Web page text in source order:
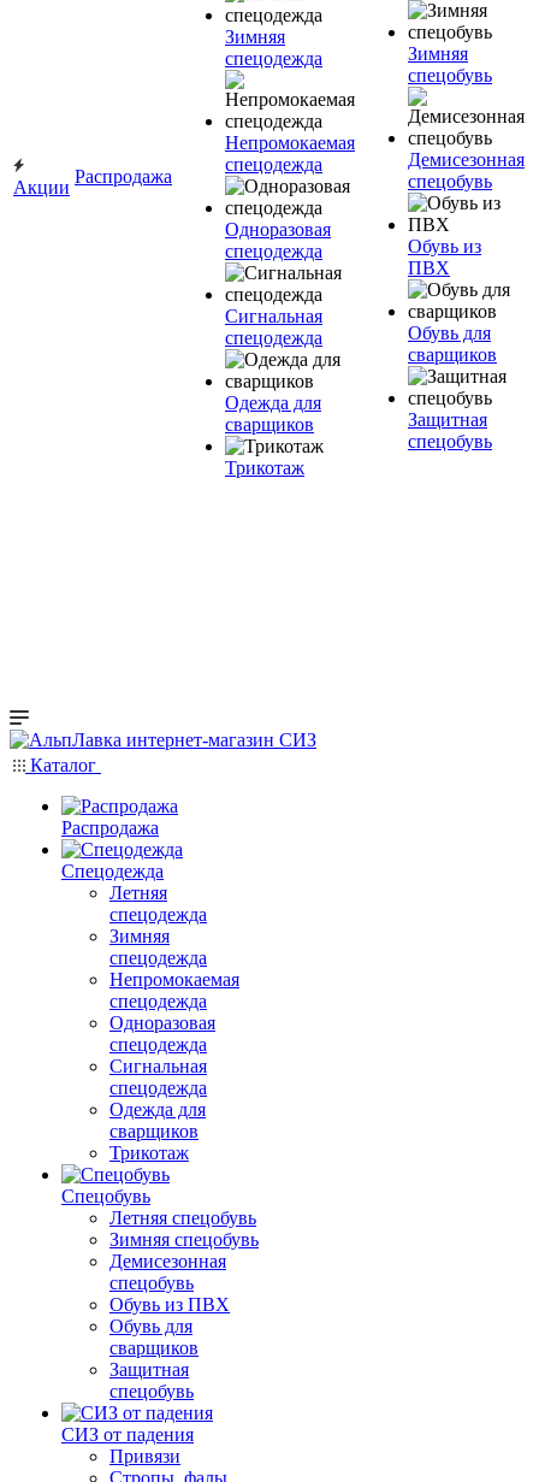
Акции
Распродажа
Зимняя
спецодежда
Непромокаемая
спецодежда
Одноразовая
спецодежда
Сигнальная
спецодежда
Одежда для
сварщиков
Трикотаж
Зимняя
спецобувь
Демисезонная
спецобувь
Обувь из
ПВХ
Обувь для
сварщиков
Защитная
спецобувь
Каталог
Распродажа
Спецодежда
Летняя
спецодежда
Зимняя
спецодежда
Непромокаемая
спецодежда
Одноразовая
спецодежда
Сигнальная
спецодежда
Одежда для
сварщиков
Трикотаж
Спецобувь
Летняя спецобувь
Зимняя спецобувь
Демисезонная
спецобувь
Обувь из ПВХ
Обувь для
сварщиков
Защитная
спецобувь
СИЗ от падения
Привязи
Стропы, фалы,